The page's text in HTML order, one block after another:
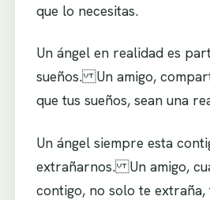
que lo necesitas.
Un ángel en realidad es
sueños. Un amigo,
que tus sueños, sean una
Un ángel siempre esta
extrañarnos. Un amigo,
contigo, no solo te extraña,